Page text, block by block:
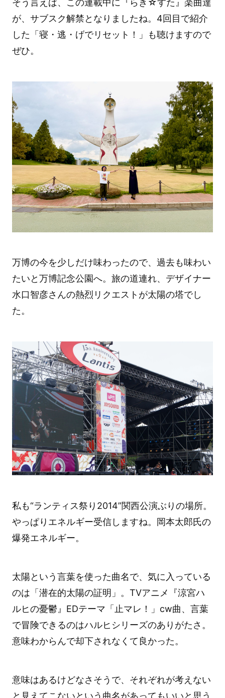
そう言えば、この連載中に『らき☆すた』楽曲達
が、サブスク解禁となりましたね。4回目で紹介
した「寝・逃・げでリセット！」も聴けますので
ぜひ。
万博の今を少しだけ味わったので、過去も味わい
たいと万博記念公園へ。旅の道連れ、デザイナー
水口智彦さんの熱烈リクエストが太陽の塔でし
た。
私も“ランティス祭り2014”関西公演ぶりの場所。
やっぱりエネルギー受信しますね。岡本太郎氏の
爆発エネルギー。
太陽という言葉を使った曲名で、気に入っている
のは「潜在的太陽の証明」。TVアニメ『涼宮ハ
ルヒの憂鬱』EDテーマ「止マレ！」cw曲、言葉
で冒険できるのはハルヒシリーズのありがたさ。
意味わからんで却下されなくて良かった。
意味はあるけどなさそうで、それぞれが考えない
と見えてこないという曲名があってもいいと思う